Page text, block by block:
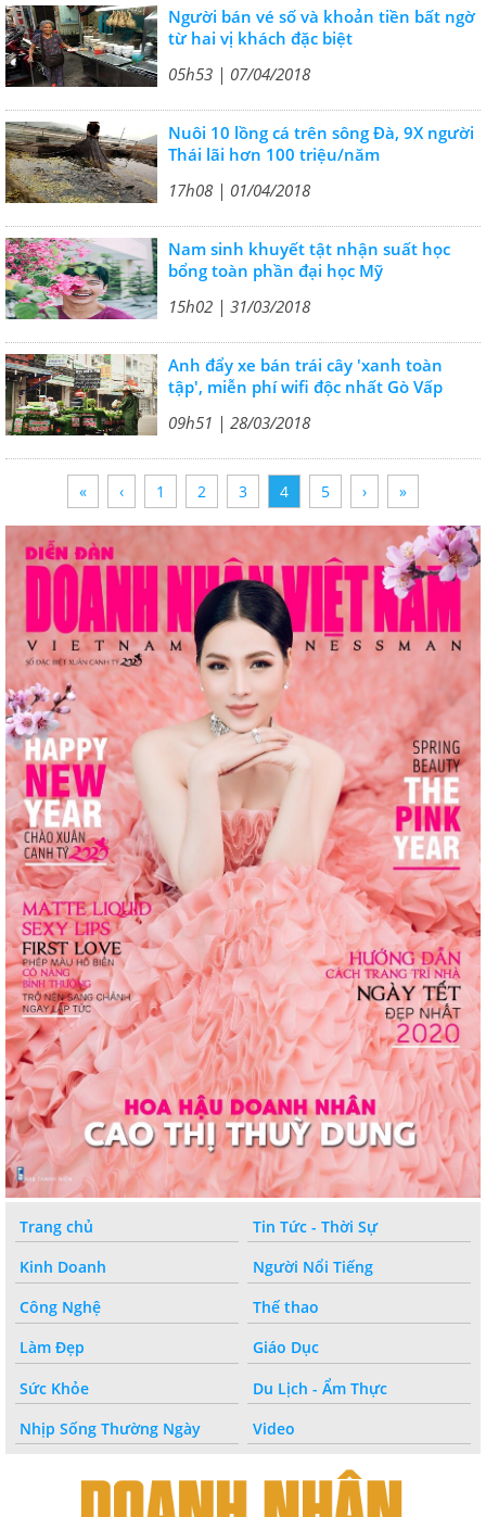
Người bán vé số và khoản tiền bất ngờ
từ hai vị khách đặc biệt
05h53 | 07/04/2018
Nuôi 10 lồng cá trên sông Đà, 9X người
Thái lãi hơn 100 triệu/năm
17h08 | 01/04/2018
Nam sinh khuyết tật nhận suất học
bổng toàn phần đại học Mỹ
15h02 | 31/03/2018
Anh đẩy xe bán trái cây 'xanh toàn
tập', miễn phí wifi độc nhất Gò Vấp
09h51 | 28/03/2018
« ‹ 1 2 3 4 5 › »
Trang chủ
Tin Tức - Thời Sự
Kinh Doanh
Người Nổi Tiếng
Công Nghệ
Thế thao
Làm Đẹp
Giáo Dục
Sức Khỏe
Du Lịch - Ẩm Thực
Nhịp Sống Thường Ngày
Video